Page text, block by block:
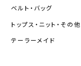
ベルト・バッグ
トップス・ニット・その他
テーラーメイド